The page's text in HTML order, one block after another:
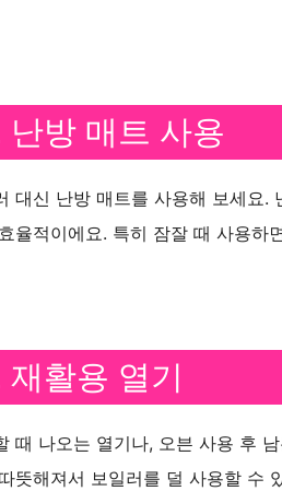
난방 매트 사용
대신 난방 매트를 사용해 보세요.
율적이에요. 특히 잠잘 때 사용하
재활용 열기
때 나오는 열기나, 오븐 사용 후
뜻해져서 보일러를 덜 사용할 수